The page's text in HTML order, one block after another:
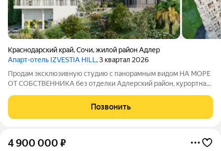
Краснодарский край,Сочи,жилой район Адлер
Апарт-отель IZVESTIA HILL , 3 квартал 2026
Продам эксклюзивную студию с панорамным видом НА МОРЕ
ОТ СОБСТВЕННИКА без отделки Адлерский район, курортная
Hotel Group. Готовый
Позвонить
4 900 000 ₽